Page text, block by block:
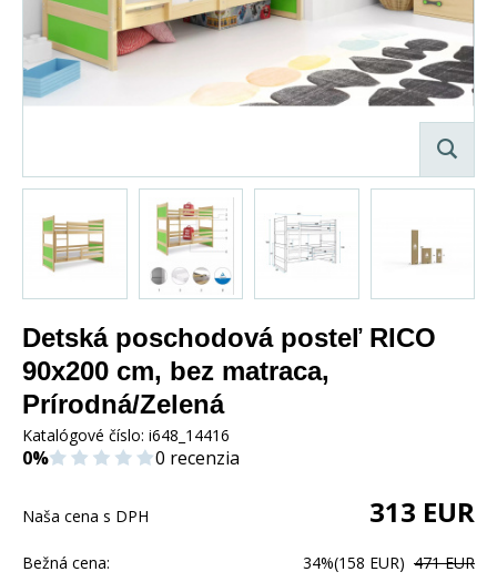
Detská poschodová posteľ RICO
90x200 cm, bez matraca,
Prírodná/Zelená
Katalógové číslo: i648_14416
0% 0 recenzia
Naša cena s DPH 313 EUR
Bežná cena: 34%(158 EUR) 471 EUR